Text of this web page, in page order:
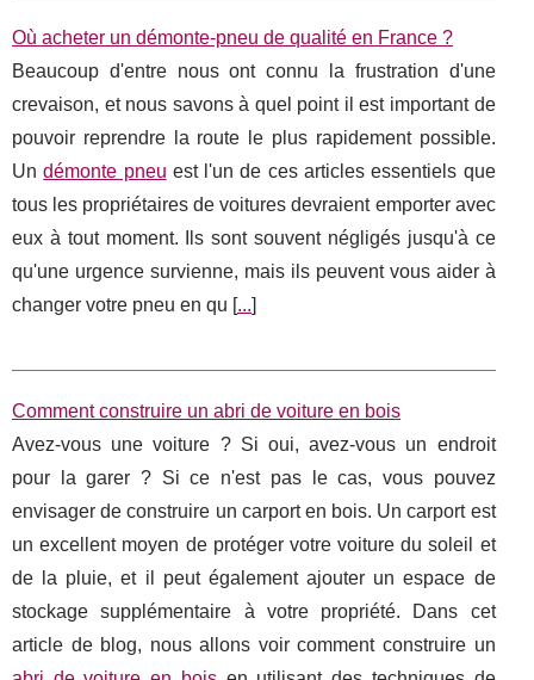
Où acheter un démonte-pneu de qualité en France ?
Beaucoup d'entre nous ont connu la frustration d'une
crevaison, et nous savons à quel point il est important de
pouvoir reprendre la route le plus rapidement possible.
Undémonte pneu est l'un de ces articles essentiels que
tous les propriétaires de voitures devraient emporter avec
eux à tout moment. Ils sont souvent négligés jusqu'à ce
qu'une urgence survienne, mais ils peuvent vous aider à
changer votre pneu en qu [...]
Comment construire un abri de voiture en bois
Avez-vous une voiture ? Si oui, avez-vous un endroit
pour la garer ? Si ce n'est pas le cas, vous pouvez
envisager de construire un carport en bois. Un carport est
un excellent moyen de protéger votre voiture du soleil et
de la pluie, et il peut également ajouter un espace de
stockage supplémentaire à votre propriété. Dans cet
article de blog, nous allons voir comment construire un